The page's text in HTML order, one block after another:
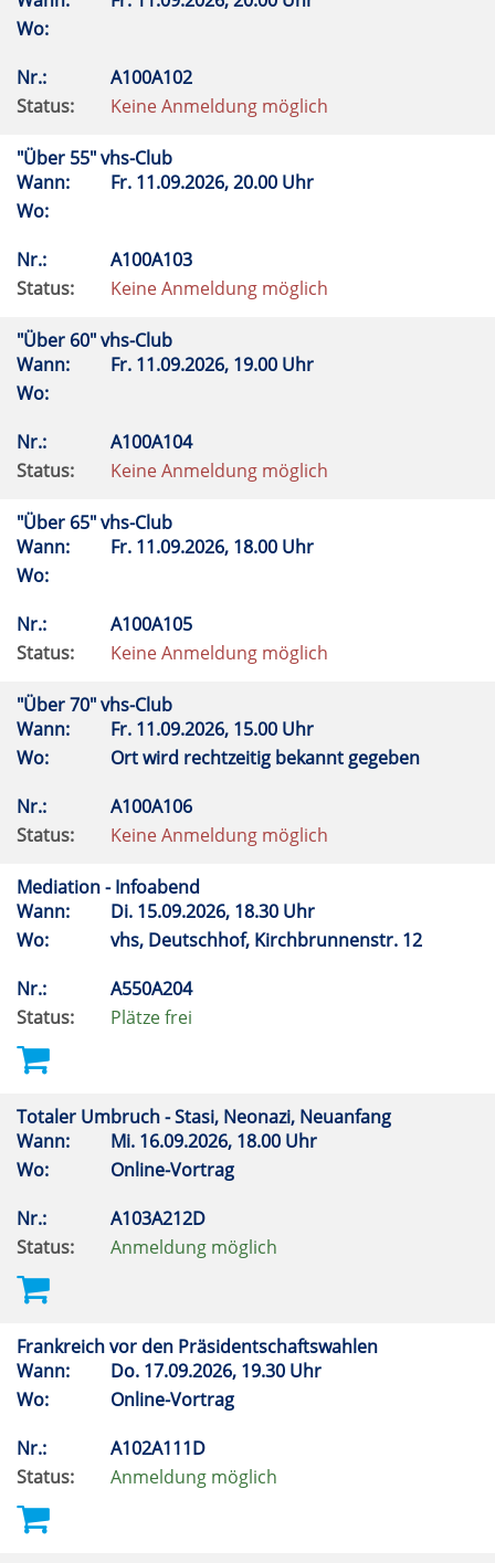
Wo:
Nr.:
A100A102
Status:
Keine Anmeldung möglich
"Über 55" vhs-Club
Wann:
Fr. 11.09.2026, 20.00 Uhr
Wo:
Nr.:
A100A103
Status:
Keine Anmeldung möglich
"Über 60" vhs-Club
Wann:
Fr. 11.09.2026, 19.00 Uhr
Wo:
Nr.:
A100A104
Status:
Keine Anmeldung möglich
"Über 65" vhs-Club
Wann:
Fr. 11.09.2026, 18.00 Uhr
Wo:
Nr.:
A100A105
Status:
Keine Anmeldung möglich
"Über 70" vhs-Club
Wann:
Fr. 11.09.2026, 15.00 Uhr
Wo:
Ort wird rechtzeitig bekannt gegeben
Nr.:
A100A106
Status:
Keine Anmeldung möglich
Mediation - Infoabend
Wann:
Di. 15.09.2026, 18.30 Uhr
Wo:
vhs, Deutschhof, Kirchbrunnenstr. 12
Nr.:
A550A204
Status:
Plätze frei
Totaler Umbruch - Stasi, Neonazi, Neuanfang
Wann:
Mi. 16.09.2026, 18.00 Uhr
Wo:
Online-Vortrag
Nr.:
A103A212D
Status:
Anmeldung möglich
Frankreich vor den Präsidentschaftswahlen
Wann:
Do. 17.09.2026, 19.30 Uhr
Wo:
Online-Vortrag
Nr.:
A102A111D
Status:
Anmeldung möglich